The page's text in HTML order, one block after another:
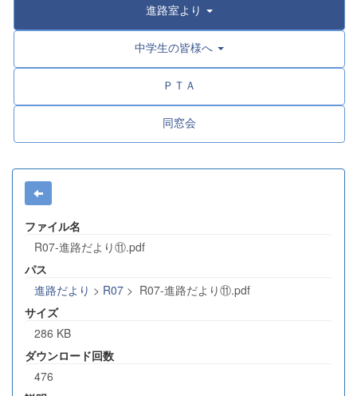
進路室より
中学生の皆様へ
ＰＴＡ
同窓会
ファイル名
R07-進路だより⑪.pdf
パス
進路だより > R07 > R07-進路だより⑪.pdf
サイズ
286 KB
ダウンロード回数
476